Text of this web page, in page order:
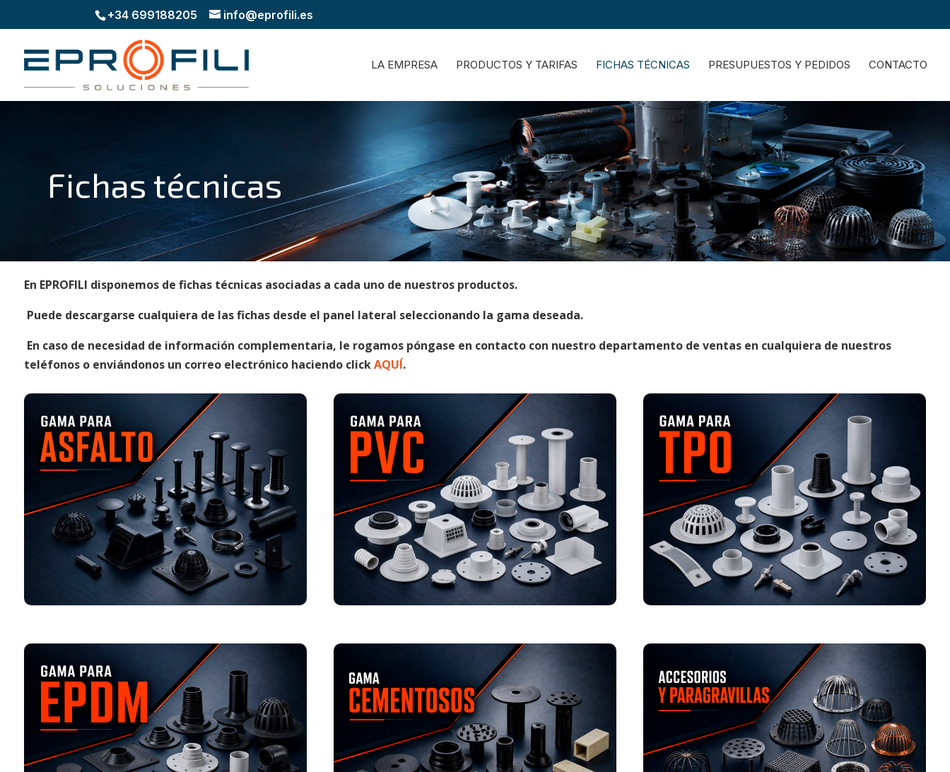
+34 699188205 info@eprofili.es
LA EMPRESA PRODUCTOS Y TARIFAS FICHAS TÉCNICAS PRESUPUESTOS Y PEDIDOS CONTACTO
Fichas técnicas
En EPROFILI disponemos de fichas técnicas asociadas a cada uno de nuestros productos.
Puede descargarse cualquiera de las fichas desde el panel lateral seleccionando la gama deseada.
En caso de necesidad de información complementaria, le rogamos póngase en contacto con nuestro departamento de ventas en cualquiera de nuestros
teléfonos o enviándonos un correo electrónico haciendo click AQUÍ.